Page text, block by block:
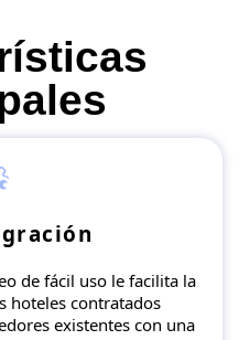
de fácil uso le facilita la
hoteles contratados
existentes con una